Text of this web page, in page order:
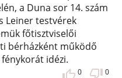
a Duna sor 14. szám
Leiner testvérek
főtisztviselői
bérházként működő
idézi.
0 0